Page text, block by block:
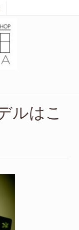
ルはこ